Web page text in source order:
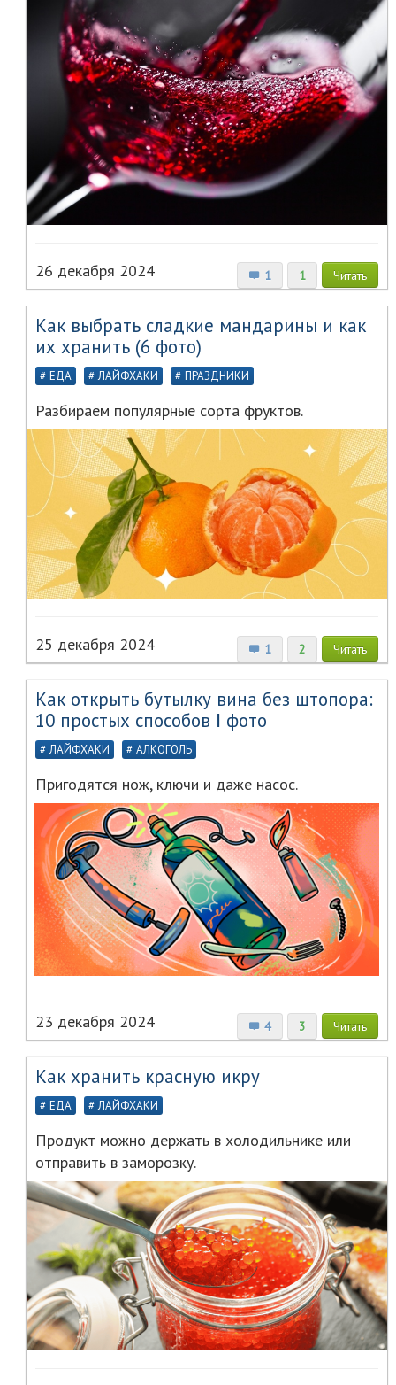
1 1 Читать
26 декабря 2024
Как выбрать сладкие мандарины и как
их хранить (6 фото)
ЕДА ЛАЙФХАКИ ПРАЗДНИКИ
Разбираем популярные сорта фруктов.
1 2 Читать
25 декабря 2024
Как открыть бутылку вина без штопора:
10 простых способов Ⅰ фото
ЛАЙФХАКИ АЛКОГОЛЬ
Пригодятся нож, ключи и даже насос.
4 3 Читать
23 декабря 2024
Как хранить красную икру
ЕДА ЛАЙФХАКИ
Продукт можно держать в холодильнике или
отправить в заморозку.